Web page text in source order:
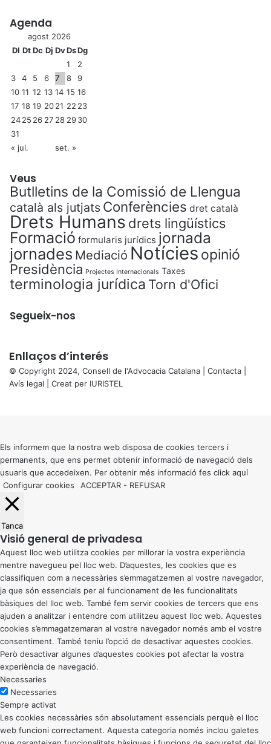
Agenda
agost 2026
Dl DtDc Dj DvDsDg
1
2
3
4 5 6 7 8
9
10 11 12 13 14 15 16
17 18 19 2021 22 23
2425 26 27 28 2930
31
« jul.
set. »
Veus
Butlletins de la Comissió de Llengua
català als jutjats Conferències dret català
Drets Humans drets lingüístics
Formació formularis jurídics jornada
jornades Mediació Notícies opinió
Presidència Projectes Internacionals Taxes
terminologia jurídica Torn d'Ofici
Segueix-nos
Enllaços d’interés
© Copyright 2024, Consell de l'Advocacia Catalana | Contacta
Avís legal | Creat per IURISTEL
button
Els informem que la nostra web disposa de cookies tercers i
permanents, que ens permet obtenir informació de navegació dels
usuaris que accedeixen. Per obtenir més informació fes click aquí
Configurar cookies
ACCEPTAR - REFUSAR
Tanca
Visió general de privadesa
Aquest lloc web utilitza cookies per millorar la vostra experiència
mentre navegueu pel lloc web. D’aquestes, les cookies que es
classifiquen com a necessàries s’emmagatzemen al vostre navegador,
ja que són essencials per al funcionament de les funcionalitats
bàsiques del lloc web. També fem servir cookies de tercers que ens
ajuden a analitzar i entendre com utilitzeu aquest lloc web. Aquestes
cookies s’emmagatzemaran al vostre navegador només amb el vostre
consentiment. També teniu l’opció de desactivar aquestes cookies.
Però desactivar algunes d’aquestes cookies pot afectar la vostra
experiència de navegació.
Necessaries
Necessaries
Sempre activat
Les cookies necessàries són absolutament essencials perquè el lloc
web funcioni correctament. Aquesta categoria només inclou galetes